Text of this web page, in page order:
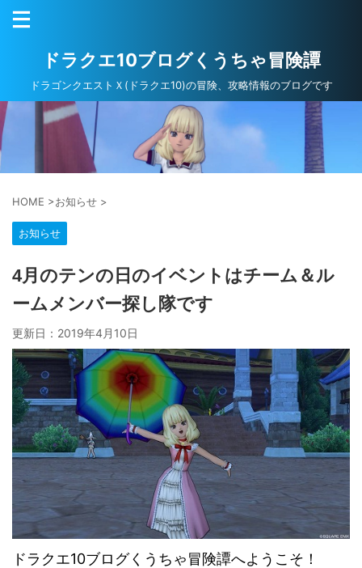
ドラクエ10ブログくうちゃ冒険譚
ドラゴンクエストＸ(ドラクエ10)の冒険、攻略情報のブログです
HOME >お知らせ >
お知らせ
4月のテンの日のイベントはチーム＆ル
ームメンバー探し隊です
更新日： 2019年4月10日
ドラクエ10ブログくうちゃ冒険譚へようこそ！